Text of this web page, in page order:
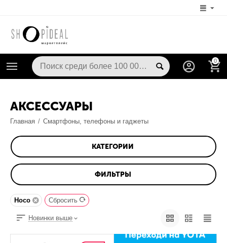
0
АКСЕССУАРЫ
Главная / Смартфоны, телефоны и гаджеты
КАТЕГОРИИ
ФИЛЬТРЫ
Hoco Сбросить
Новинки выше